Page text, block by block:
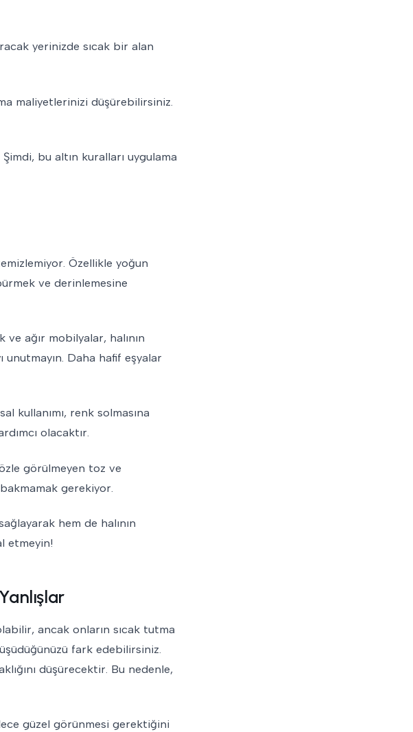
yerinizde sıcak bir alan
maliyetlerinizi düşürebilirsiniz.
bu altın kuralları uygulama
Özellikle yoğun
ve derinlemesine
ve ağır mobilyalar, halının
unutmayın. Daha hafif eşyalar
kullanımı, renk solmasına
olacaktır.
görülmeyen toz ve
gerekiyor.
hem de halının
etmeyin!
ancak onların sıcak tutma
fark edebilirsiniz.
düşürecektir. Bu nedenle,
güzel görünmesi gerektiğini